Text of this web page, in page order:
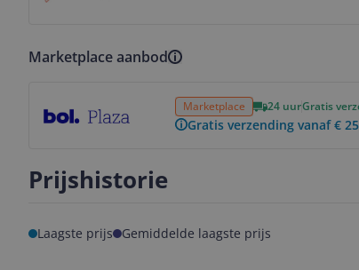
Marketplace aanbod
Marketplace 24 uurGratis
Gratis verzending vanaf €
Prijshistorie
Laagste prijs Gemiddelde laagste prijs